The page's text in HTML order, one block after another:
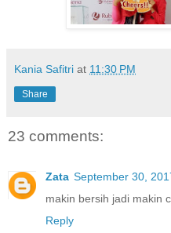
Kania Safitri at 11:30 PM
Share
23 comments:
Zata September 30,
makin bersih jadi makin
Reply